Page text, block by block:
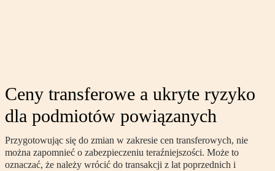
Ceny transferowe a ukryte ryzyko
dla podmiotów powiązanych
Przygotowując się do zmian w zakresie cen transferowych, nie
można zapomnieć o zabezpieczeniu teraźniejszości. Może to
oznaczać, że należy wrócić do transakcji z lat poprzednich i